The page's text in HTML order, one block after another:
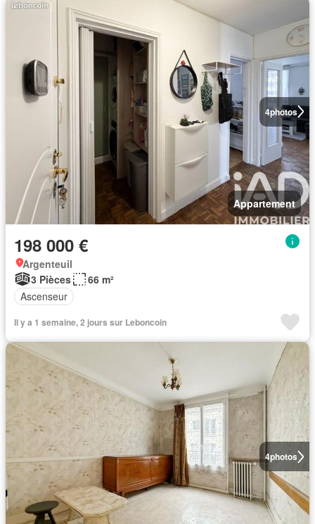
4photos
Appartement
198 000 €
Argenteuil
3 Pièces
66 m²
Ascenseur
Il y a 1 semaine, 2 jours sur Leboncoin
4photos